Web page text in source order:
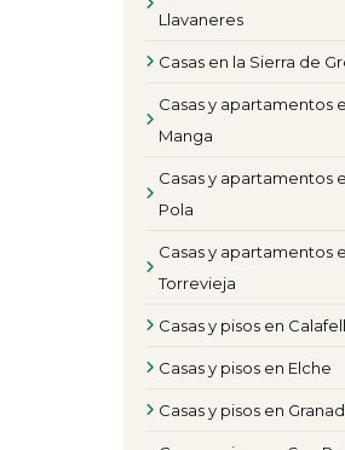
Llavaneres
Casas en la Sierra de
Casas y apartamentos
Manga
Casas y apartamentos
Pola
Casas y apartamentos
Torrevieja
Casas y pisos en Calafell
Casas y pisos en Elche
Casas y pisos en